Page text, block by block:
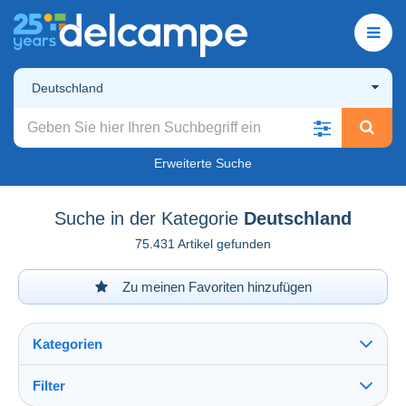
Deutschland
Erweiterte Suche
Suche in der Kategorie Deutschland
75.431 Artikel gefunden
Zu meinen Favoriten hinzufügen
Kategorien
Filter